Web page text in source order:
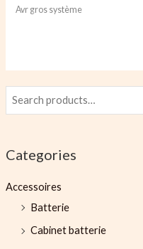
Categories
Accessoires
Batterie
Cabinet batterie
Avr gros système